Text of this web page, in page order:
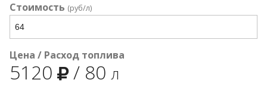
Стоимость (руб/л)
Цена / Расход топлива
5120 / 80 л